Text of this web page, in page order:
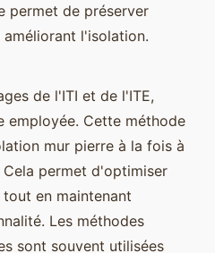
permet de préserver
l'isolation.
de l'ITI et de l'ITE,
employée. Cette méthode
mur pierre à la fois à
permet d'optimiser
en maintenant
Les méthodes
sont souvent utilisées